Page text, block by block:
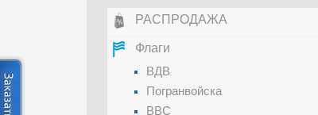
РАСПРОДАЖА
Флаги
ВДВ
Погранвойска
ВВС